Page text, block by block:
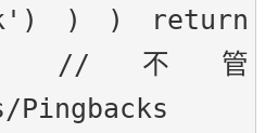
) ) return
//不管
Pingbacks